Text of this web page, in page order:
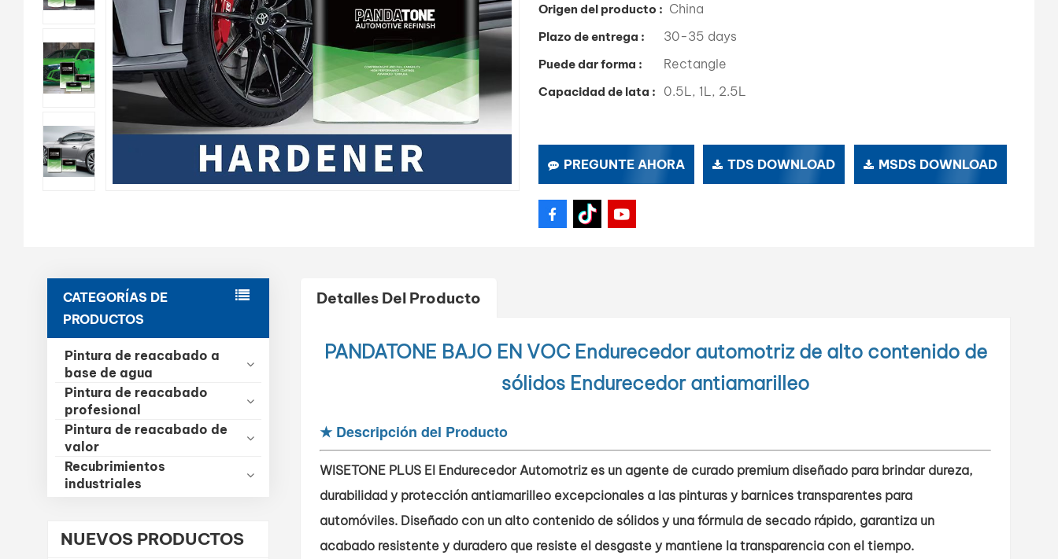
Origen del producto : China
Plazo de entrega : 30-35 days
Puede dar forma : Rectangle
Capacidad de lata : 0.5L, 1L, 2.5L
PREGUNTE AHORA TDS DOWNLOAD MSDS DOWNLOAD
CATEGORÍAS DE
PRODUCTOS
Pintura de reacabado a
base de agua
Pintura de reacabado
profesional
Pintura de reacabado de
valor
Recubrimientos
industriales
NUEVOS PRODUCTOS
Detalles Del Producto
PANDATONE BAJO EN VOCEndurecedor automotriz de alto contenido de
sólidos Endurecedor antiamarilleo
★ Descripción del Producto
WISETONE PLUSEl Endurecedor Automotriz es un agente de curado premium diseñado para brindar dureza,
durabilidad y protección antiamarilleo excepcionales a las pinturas y barnices transparentes para
automóviles. Diseñado con un alto contenido de sólidos y una fórmula de secado rápido, garantiza un
acabado resistente y duradero que resiste el desgaste y mantiene la transparencia con el tiempo.